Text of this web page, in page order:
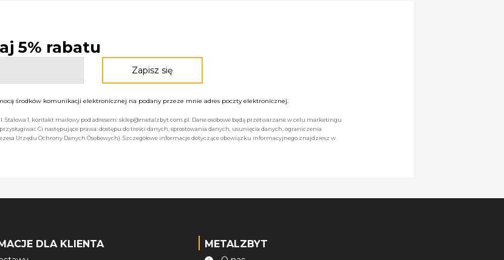
5% rabatu
środków komunikacji elektronicznej na podany przeze mnie adres poczty elektronicznej.
1, kontakt mailowy pod adresem: sklep@metalzbyt.com.pl. Dane osobowe będą przetwarzane w celu marketingu
Ci następujące prawa: dostępu do treści danych, sprostowania danych, usunięcia danych, ograniczenia
Urzędu Ochrony Danych Osobowych). Szczegółowe informacje dotyczące obowiązku informacyjnego znajdziesz w
DLA KLIENTA METALZBYT